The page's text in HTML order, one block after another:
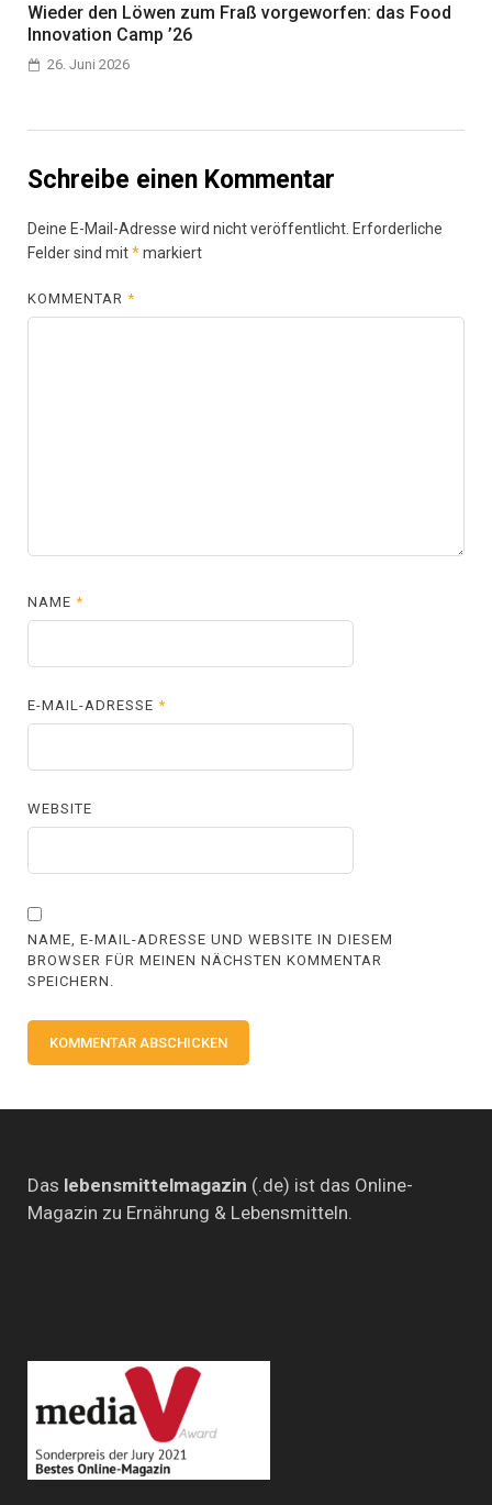
Wieder den Löwen zum Fraß vorgeworfen: das Food
Innovation Camp ’26
26. Juni 2026
Schreibe einen Kommentar
Deine E-Mail-Adresse wird nicht veröffentlicht. Erforderliche
Felder sind mit*markiert
KOMMENTAR*
NAME*
E-MAIL-ADRESSE*
WEBSITE
NAME, E-MAIL-ADRESSE UND WEBSITE IN DIESEM
BROWSER FÜR MEINEN NÄCHSTEN KOMMENTAR
SPEICHERN.
Das lebensmittelmagazin (.de) ist das Online-
Magazin zu Ernährung & Lebensmitteln.